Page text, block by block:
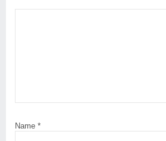
Name *